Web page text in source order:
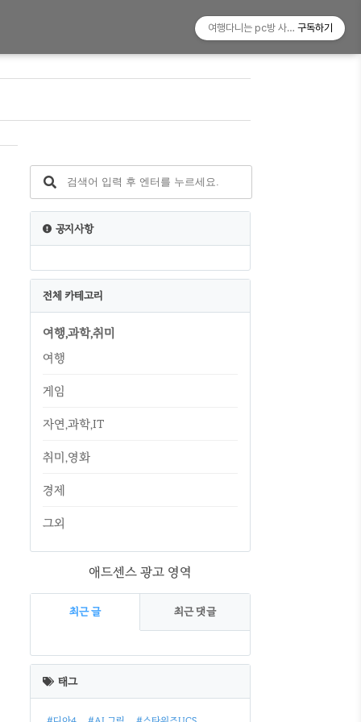
공지사항
전체 카테고리
여행,과학,취미
여행
게임
자연,과학,IT
취미,영화
경제
그외
애드센스 광고 영역
최근 글 최근 댓글
최
근
글
태그
여행다니는 pc방 사장!구독하기